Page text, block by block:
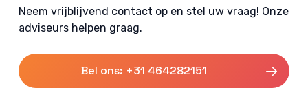
Neem vrijblijvend contact op en stel uw vraag! Onze
adviseurs helpen graag.
Bel ons: +31 464282151